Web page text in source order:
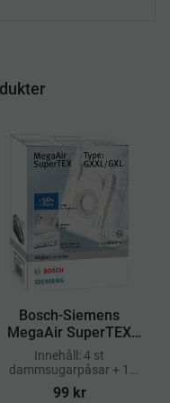
Bosch-Siemens
MegaAir SuperTEX
GXXL/GXL
Dammsugarpåsar 4-
pack
Innehåll: 4 st
dammsugarpåsar + 1
mikrofilter
99kr